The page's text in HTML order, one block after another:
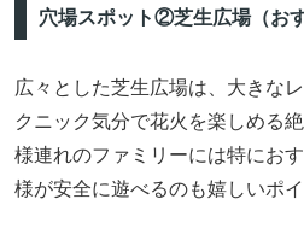
穴場スポット②芝生広場（
広々とした芝生広場は、大きな
クニック気分で花火を楽しめる
様連れのファミリーには特にお
様が安全に遊べるのも嬉しいポイ